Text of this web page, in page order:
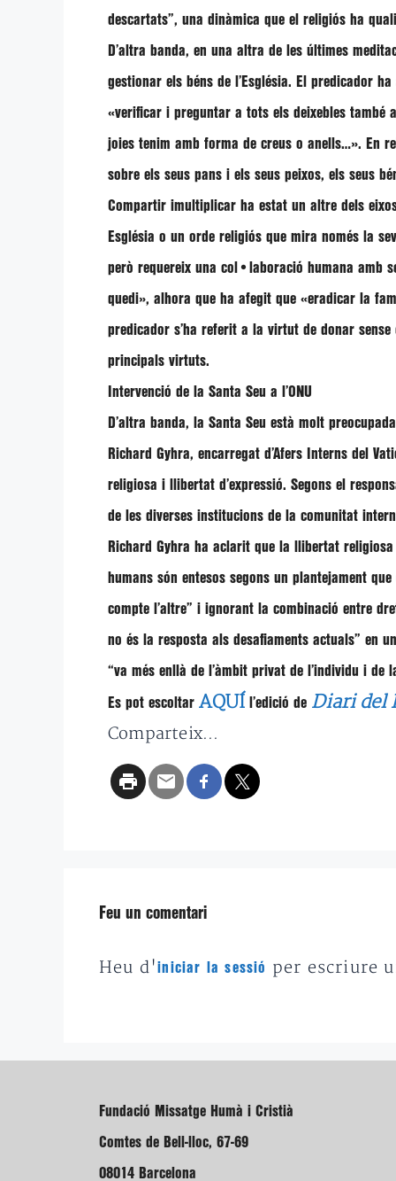
descartats”, una dinàmica que el religiós ha
D’altra banda, en una altra de les últimes
gestionar els béns de l’Església. El predicador
«verificar i preguntar a tots els deixebles també
joies tenim amb forma de creus o anells…». En
sobre els seus pans i els seus peixos, els seus
Compartir imultiplicar ha estat un altre dels
Església o un orde religiós que mira només la
però requereix una col•laboració humana amb
quedi», alhora que ha afegit que «eradicar la
predicador s’ha referit a la virtut de donar
principals virtuts.
Intervenció de la Santa Seu a l’ONU
D’altra banda, la Santa Seu està molt
Richard Gyhra, encarregat d’Afers Interns del
religiosa i llibertat d’expressió. Segons el
de les diverses institucions de la comunitat
Richard Gyhra ha aclarit que la llibertat religiosa
humans són entesos segons un plantejament
compte l’altre” i ignorant la combinació entre
no és la resposta als desafiaments actuals” en
“va més enllà de l’àmbit privat de l’individu i
Es pot escoltar AQUÍ l’edició de Diari del
Comparteix...
Feu un comentari
Heu d'iniciar la sessió per escriure
Fundació Missatge Humà i Cristià
Comtes de Bell-lloc, 67-69
08014 Barcelona